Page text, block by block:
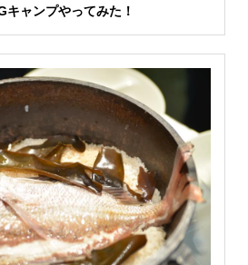
キャンプやってみた！